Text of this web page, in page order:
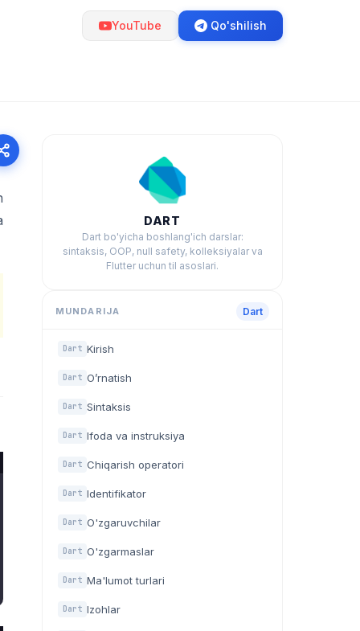
YouTube Qo'shilish
DART
Dart bo'yicha boshlang'ich darslar:
sintaksis, OOP, null safety, kolleksiyalar va
Flutter uchun til asoslari.
MUNDARIJA Dart
Dart Kirish
Dart O’rnatish
Dart Sintaksis
Dart Ifoda va instruksiya
Dart Chiqarish operatori
Dart Identifikator
Dart O'zgaruvchilar
Dart O'zgarmaslar
Dart Ma'lumot turlari
Dart Izohlar